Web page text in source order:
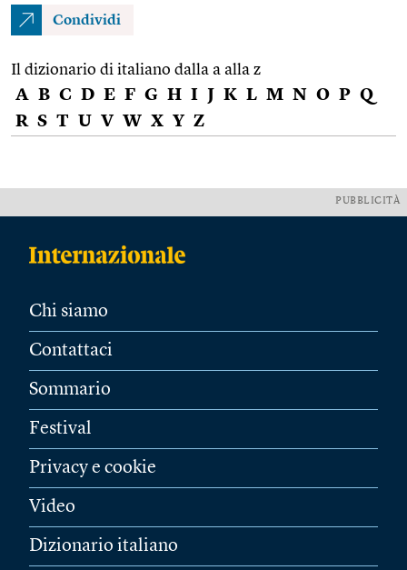
Condividi
Il dizionario di italiano dalla a alla z
A B C D E F G H I J K L M N O P Q
R S T U V W X Y Z
PUBBLICITÀ
Chi siamo
Contattaci
Sommario
Festival
Privacy e cookie
Video
Dizionario italiano